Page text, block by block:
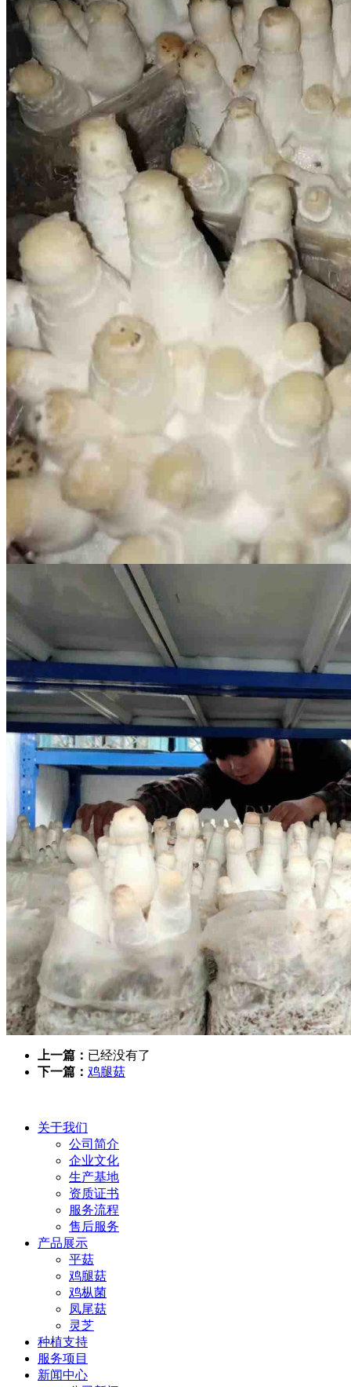
上一篇： 已经没有了
下一篇： 鸡腿菇
关于我们
公司简介
企业文化
生产基地
资质证书
服务流程
售后服务
产品展示
平菇
鸡腿菇
鸡枞菌
凤尾菇
灵芝
种植支持
服务项目
新闻中心